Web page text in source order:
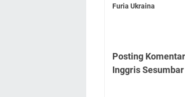
Furia Ukraina
Posting
Inggris